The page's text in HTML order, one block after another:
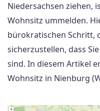
Niedersachsen ziehen,
Wohnsitz ummelden.
bürokratischen Schritt,
sicherzustellen, dass
sind. In diesem Artikel
Wohnsitz in Nienburg